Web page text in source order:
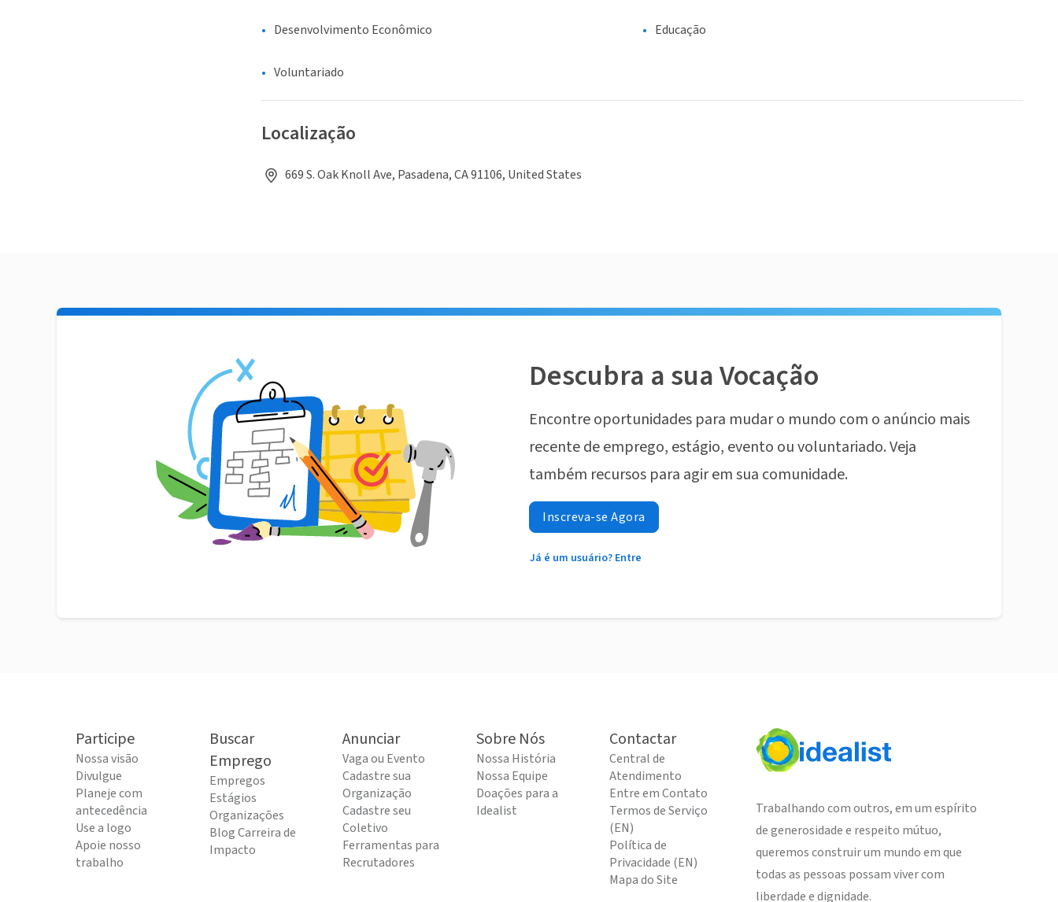
Desenvolvimento Econômico Educação
Voluntariado
Localização
669 S. Oak Knoll Ave, Pasadena, CA 91106, United States
Descubra a sua Vocação
Encontre oportunidades para mudar o mundo com o anúncio mais
recente de emprego, estágio, evento ou voluntariado. Veja
também recursos para agir em sua comunidade.
Inscreva-se Agora
Já é um usuário? Entre
Participe
Nossa visão
Divulgue
Planeje com
antecedência
Use a logo
Apoie nosso
trabalho
Buscar
Emprego
Empregos
Estágios
Organizações
Blog Carreira de
Impacto
Anunciar
Vaga ou Evento
Cadastre sua
Organização
Cadastre seu
Coletivo
Ferramentas para
Recrutadores
Sobre Nós
Nossa História
Nossa Equipe
Doações para a
Idealist
Contactar
Central de
Atendimento
Entre em Contato
Termos de Serviço
(EN)
Política de
Privacidade (EN)
Mapa do Site
Trabalhando com outros, em um espírito
de generosidade e respeito mútuo,
queremos construir um mundo em que
todas as pessoas possam viver com
liberdade e dignidade.